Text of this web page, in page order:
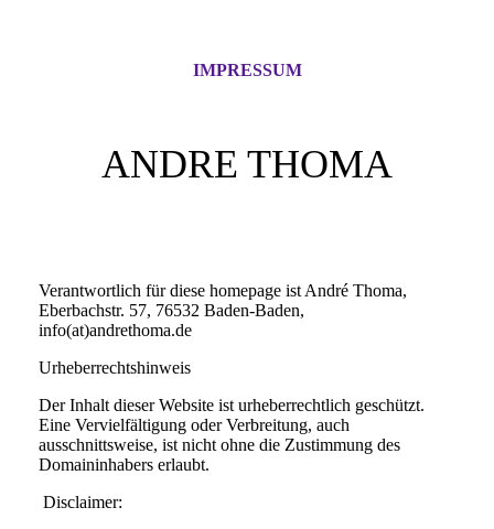
IMPRESSUM
ANDRE THOMA
Verantwortlich für diese homepage ist André Thoma,
Eberbachstr. 57, 76532 Baden-Baden,
info(at)andrethoma.de
Urheberrechtshinweis
Der Inhalt dieser Website ist urheberrechtlich geschützt.
Eine Vervielfältigung oder Verbreitung, auch
ausschnittsweise, ist nicht ohne die Zustimmung des
Domaininhabers erlaubt.
Disclaimer: